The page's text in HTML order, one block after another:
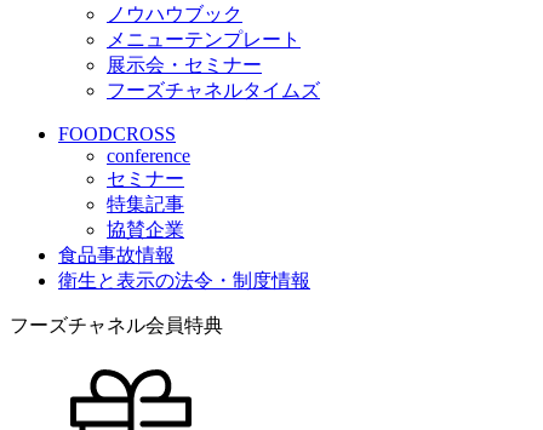
ノウハウブック
メニューテンプレート
展示会・セミナー
フーズチャネルタイムズ
FOODCROSS
conference
セミナー
特集記事
協賛企業
食品事故情報
衛生と表示の法令・制度情報
フーズチャネル会員特典